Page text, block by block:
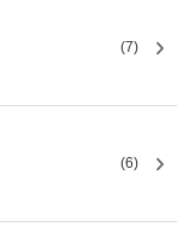
(7)
(6)